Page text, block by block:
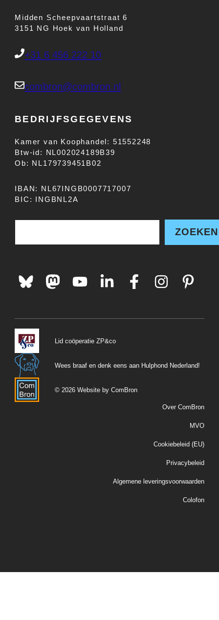
Midden Scheepvaartstraat 6
3151 NG Hoek van Holland
+31 6 456 222 10
combron@combron.nl
BEDRIJFSGEGEVENS
Kamer van Koophandel: 51552248
Btw-id: NL002024189B39
Ob: NL179739451B02
IBAN: NL67INGB0007717007
BIC: INGBNL2A
ZOEKEN
Lid coöperatie ZP&co
Wees braaf en denk eens aan Hulphond Nederland!
© 2026 Website by ComBron
Over ComBron
MVO
Cookiebeleid (EU)
Privacybeleid
Algemene leveringsvoorwaarden
Colofon